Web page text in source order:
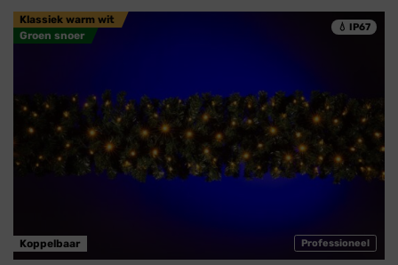
💧 IP67
Professioneel
Klassiek warm wit
Groen snoer
Koppelbaar